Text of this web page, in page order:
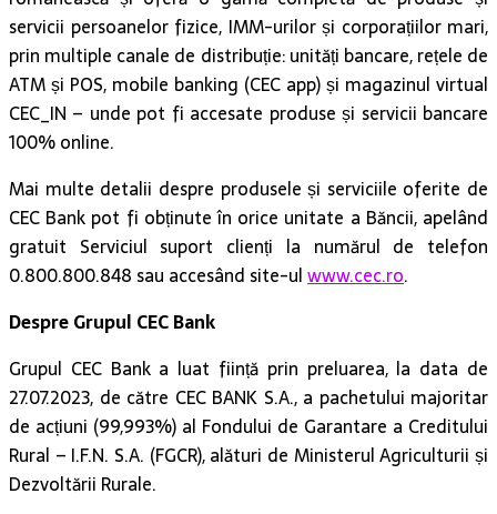
servicii persoanelor fizice, IMM-urilor și corporațiilor mari,
prin multiple canale de distribuție: unități bancare, rețele de
ATM și POS, mobile banking (CEC app) și magazinul virtual
CEC_IN – unde pot fi accesate produse și servicii bancare
100% online.
Mai multe detalii despre produsele și serviciile oferite de
CEC Bank pot fi obținute în orice unitate a Băncii, apelând
gratuit Serviciul suport clienți la numărul de telefon
0.800.800.848 sau accesând site-ulwww.cec.ro.
Despre Grupul CEC Bank
Grupul CEC Bank a luat ființă prin preluarea, la data de
27.07.2023, de către CEC BANK S.A., a pachetului majoritar
de acțiuni (99,993%) al Fondului de Garantare a Creditului
Rural – I.F.N. S.A. (FGCR), alături de Ministerul Agriculturii și
Dezvoltării Rurale.